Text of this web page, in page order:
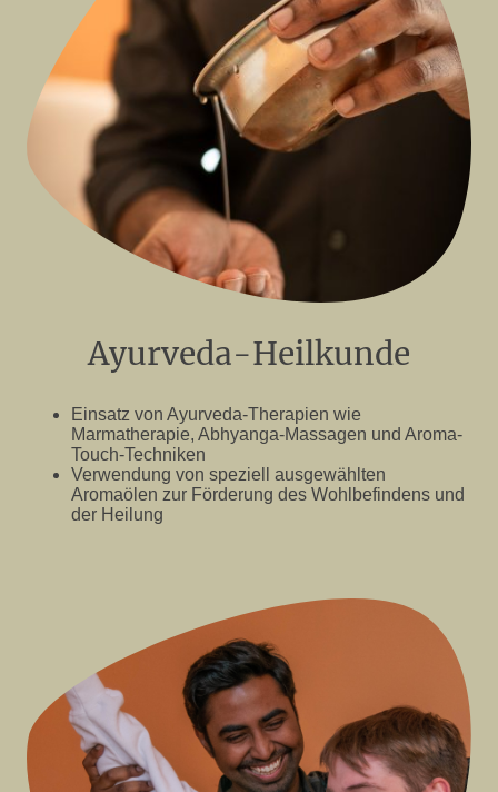
Ayurveda-Heilkunde
Einsatz von Ayurveda-Therapien wie
Marmatherapie, Abhyanga-Massagen und Aroma-
Touch-Techniken
Verwendung von speziell ausgewählten
Aromaölen zur Förderung des Wohlbefindens und
der Heilung